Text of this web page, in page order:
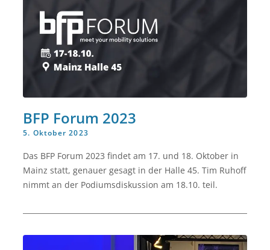
BFP Forum 2023
5. Oktober 2023
Das BFP Forum 2023 findet am 17. und 18. Oktober in
Mainz statt, genauer gesagt in der Halle 45. Tim Ruhoff
nimmt an der Podiumsdiskussion am 18.10. teil.